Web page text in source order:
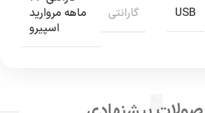
USB گارانتی
ماهه مروارید
اسپیرو